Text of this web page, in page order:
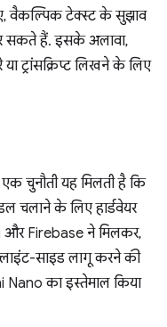
वैकल्पिक टेक्स्ट के सुझाव
सकते हैं. इसके अलावा,
ट्रांसक्रिप्ट लिखने के लिए
चुनौती यह मिलती है कि
चलाने के लिए हार्डवेयर
और Firebase ने मिलकर,
साइड लागू करने की
Nano का इस्तेमाल किया